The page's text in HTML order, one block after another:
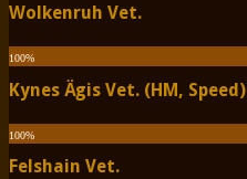
Wolkenruh Vet.
100%
Kynes Ägis Vet. (HM, Speed)
100%
Felshain Vet.